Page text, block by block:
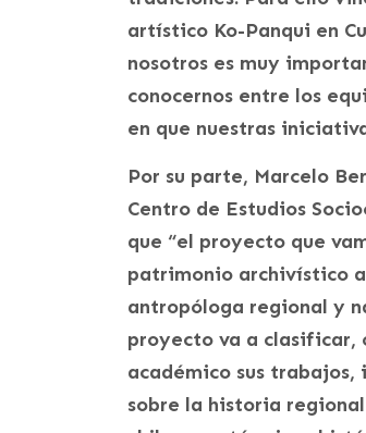
artístico Ko-Panqui en
nosotros es muy
conocernos entre los
en que nuestras
Por su parte, Marcelo
Centro de Estudios
que “el proyecto que
patrimonio archivístico
antropóloga regional y
proyecto va a clasificar,
académico sus trabajos,
sobre la historia